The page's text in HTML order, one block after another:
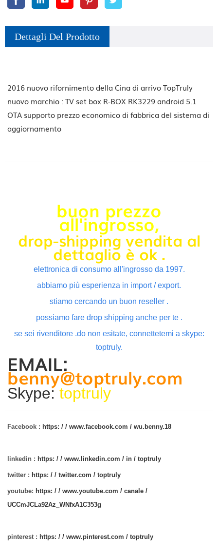
Dettagli Del Prodotto
2016 nuovo rifornimento della Cina di arrivo TopTruly
nuovo marchio : TV set box R-BOX RK3229 android 5.1
OTA supporto prezzo economico di fabbrica del sistema di
aggiornamento
buon prezzo
all'ingrosso,
drop-shipping vendita al
dettaglio è ok .
elettronica di consumo all'ingrosso da 1997.
abbiamo più esperienza in import / export.
stiamo cercando un buon reseller .
possiamo fare drop shipping anche per te .
se sei rivenditore .do non esitate, connettetemi a skype:
toptruly.
EMAIL:
benny@toptruly.com
Skype: toptruly
Facebook : https: / / www.facebook.com / wu.benny.18
linkedin : https: / / www.linkedin.com / in / toptruly
twitter : https: / / twitter.com / toptruly
youtube: https: / / www.youtube.com / canale /
UCCmJCLa92Az_WNfxA1C353g
pinterest : https: / / www.pinterest.com / toptruly